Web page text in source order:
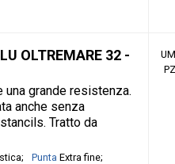
OLTREMARE 32 -
grande resistenza.
anche senza
Tratto da
Punta Extra fine
PZ